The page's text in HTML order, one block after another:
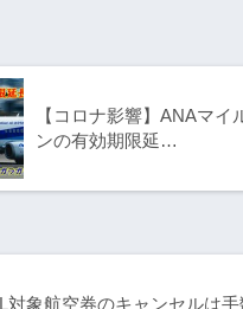
【コロナ影響】ANAマイ
ンの有効期限延…
対象航空券のキャンセルは